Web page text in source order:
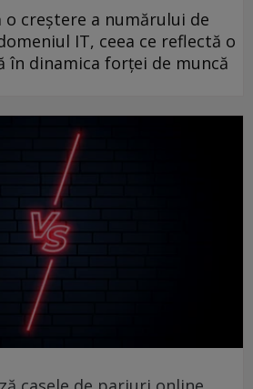
o creștere a numărului de
IT, ceea ce reflectă o
în dinamica forței de muncă